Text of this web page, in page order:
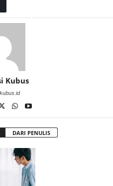
Kubus
DARI PENULIS